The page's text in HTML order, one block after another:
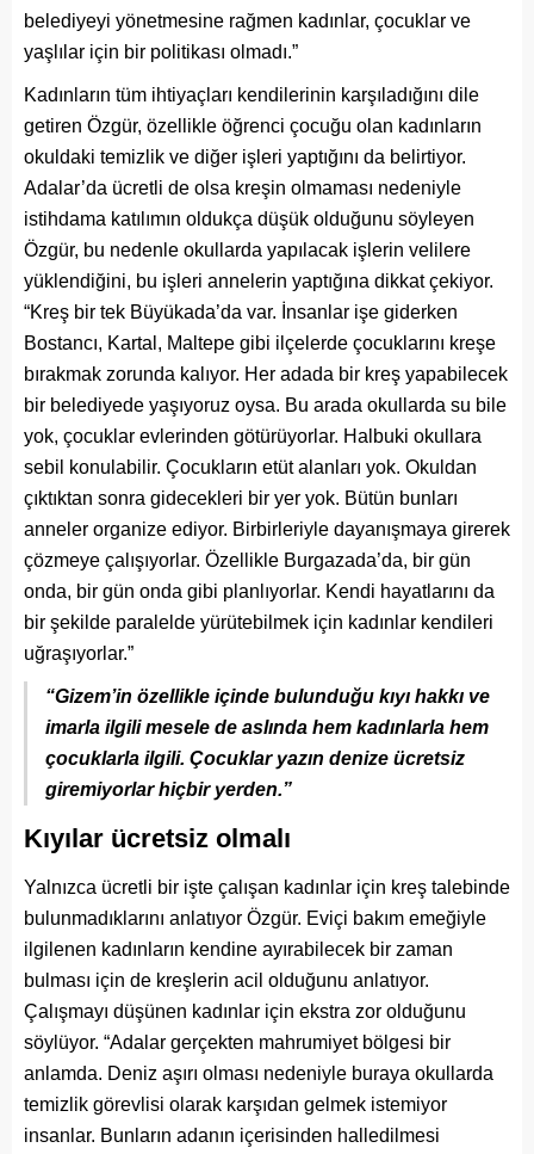
belediyeyi yönetmesine rağmen kadınlar, çocuklar ve
yaşlılar için bir politikası olmadı.”
Kadınların tüm ihtiyaçları kendilerinin karşıladığını dile
getiren Özgür, özellikle öğrenci çocuğu olan kadınların
okuldaki temizlik ve diğer işleri yaptığını da belirtiyor.
Adalar’da ücretli de olsa kreşin olmaması nedeniyle
istihdama katılımın oldukça düşük olduğunu söyleyen
Özgür, bu nedenle okullarda yapılacak işlerin velilere
yüklendiğini, bu işleri annelerin yaptığına dikkat çekiyor.
“Kreş bir tek Büyükada’da var. İnsanlar işe giderken
Bostancı, Kartal, Maltepe gibi ilçelerde çocuklarını kreşe
bırakmak zorunda kalıyor. Her adada bir kreş yapabilecek
bir belediyede yaşıyoruz oysa. Bu arada okullarda su bile
yok, çocuklar evlerinden götürüyorlar. Halbuki okullara
sebil konulabilir. Çocukların etüt alanları yok. Okuldan
çıktıktan sonra gidecekleri bir yer yok. Bütün bunları
anneler organize ediyor. Birbirleriyle dayanışmaya girerek
çözmeye çalışıyorlar. Özellikle Burgazada’da, bir gün
onda, bir gün onda gibi planlıyorlar. Kendi hayatlarını da
bir şekilde paralelde yürütebilmek için kadınlar kendileri
uğraşıyorlar.”
“Gizem’in özellikle içinde bulunduğu kıyı hakkı ve
imarla ilgili mesele de aslında hem kadınlarla hem
çocuklarla ilgili. Çocuklar yazın denize ücretsiz
giremiyorlar hiçbir yerden.”
Kıyılar ücretsiz olmalı
Yalnızca ücretli bir işte çalışan kadınlar için kreş talebinde
bulunmadıklarını anlatıyor Özgür. Eviçi bakım emeğiyle
ilgilenen kadınların kendine ayırabilecek bir zaman
bulması için de kreşlerin acil olduğunu anlatıyor.
Çalışmayı düşünen kadınlar için ekstra zor olduğunu
söylüyor. “Adalar gerçekten mahrumiyet bölgesi bir
anlamda. Deniz aşırı olması nedeniyle buraya okullarda
temizlik görevlisi olarak karşıdan gelmek istemiyor
insanlar. Bunların adanın içerisinden halledilmesi